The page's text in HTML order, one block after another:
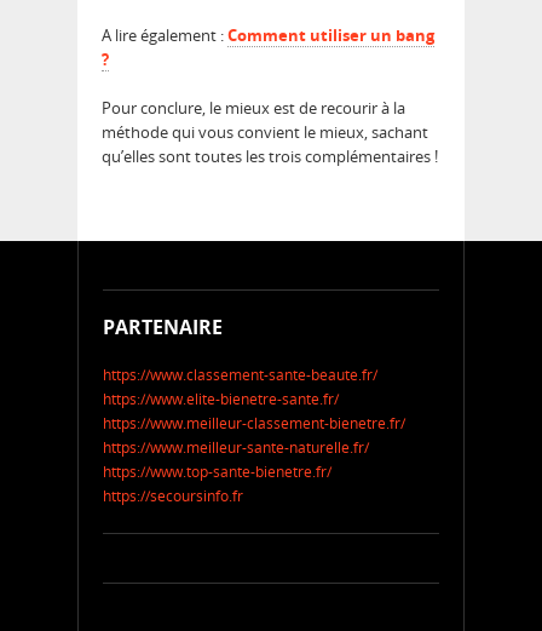
A lire également :Comment utiliser un bang
?
Pour conclure, le mieux est de recourir à la
méthode qui vous convient le mieux, sachant
qu’elles sont toutes les trois complémentaires !
PARTENAIRE
https://www.classement-sante-beaute.fr/
https://www.elite-bienetre-sante.fr/
https://www.meilleur-classement-bienetre.fr/
https://www.meilleur-sante-naturelle.fr/
https://www.top-sante-bienetre.fr/
https://secoursinfo.fr